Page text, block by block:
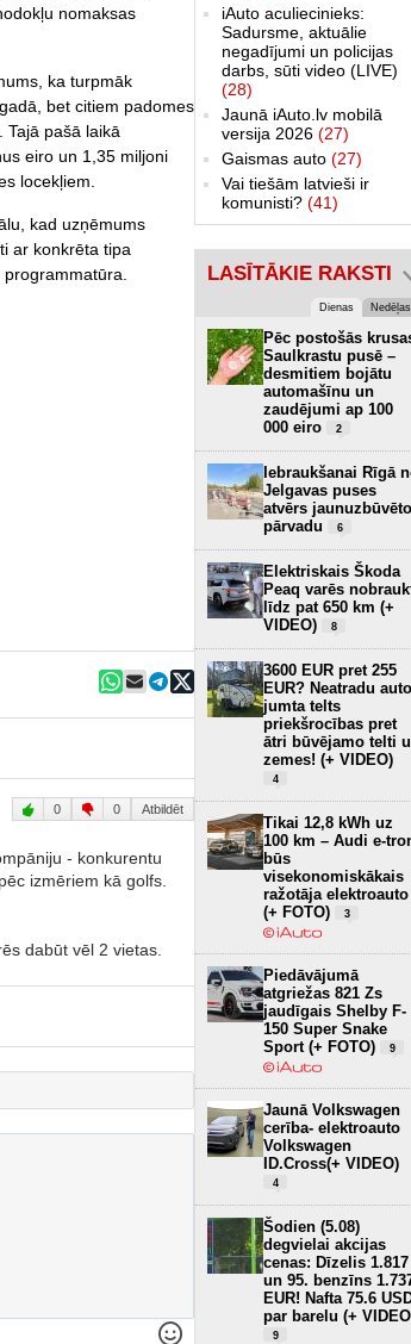
nomaksas
ka turpmāk
bet citiem padomes
Tajā pašā laikā
eiro un 1,35 miljoni
locekļiem.
kad uzņēmums
ar konkrēta tipa
0 0 Atbildēt
- konkurentu
izmēriem kā golfs.
dabūt vēl 2 vietas.
iAuto aculiecinieks:
Sadursme, aktuālie
negadījumi un policijas
darbs, sūti video (LIVE)
(28)
Jaunā iAuto.lv mobilā
versija 2026 (27)
Gaismas auto (27)
Vai tiešām latvieši ir
komunisti? (41)
LASĪTĀKIE RAKSTI
Dienas Nedēļas
Pēc postošās
Saulkrastu pusē –
desmitiem bojātu
automašīnu un
zaudējumi ap 100
000 eiro
2
Iebraukšanai Rīgā
Jelgavas puses
atvērs jaunuzbūvēto
pārvadu
6
Elektriskais Škoda
Peaq varēs
līdz pat 650 km (+
VIDEO)
8
3600 EUR pret 255
EUR? Neatradu auto
jumta telts
priekšrocības pret
ātri būvējamo telti
zemes! (+ VIDEO)
4
Tikai 12,8 kWh uz
100 km – Audi e-
būs
visekonomiskākais
ražotāja elektroauto
(+ FOTO)
3
Piedāvājumā
atgriežas 821 Zs
jaudīgais Shelby F-
150 Super Snake
Sport (+ FOTO)
9
Jaunā Volkswagen
cerība- elektroauto
Volkswagen
ID.Cross(+ VIDEO)
4
Šodien (5.08)
degvielai akcijas
cenas: Dīzelis 1.817
un 95. benzīns
EUR! Nafta 75.6
par barelu (+
9